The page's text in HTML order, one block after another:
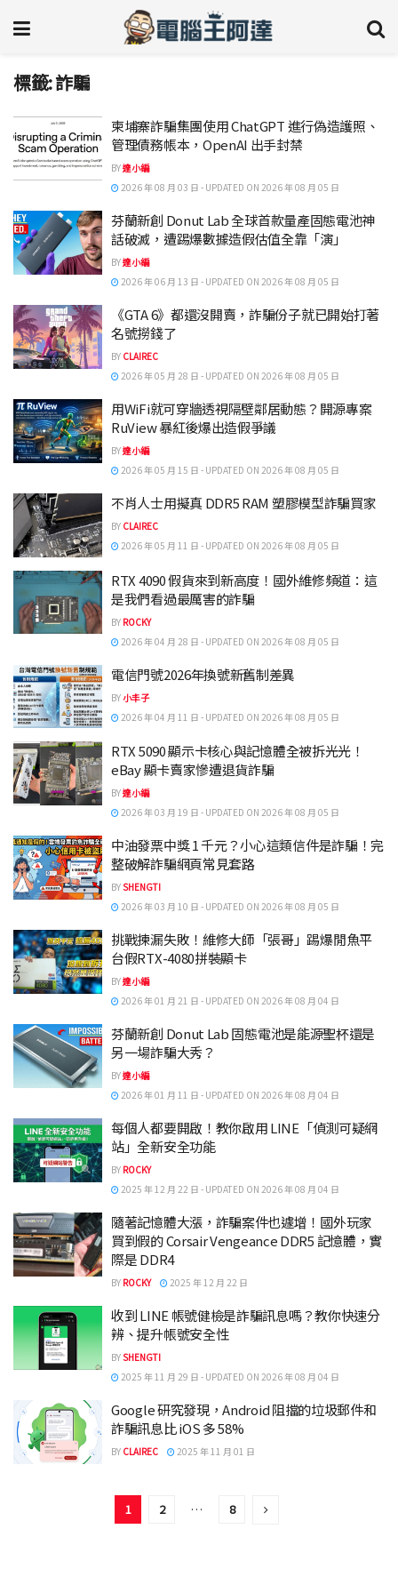
標籤:詐騙
柬埔寨詐騙集團使用 ChatGPT 進行偽造護照、
管理債務帳本，OpenAI 出手封禁
BY達小編
2026 年 08 月 03 日 - UPDATED ON 2026 年 08 月 05 日
芬蘭新創 Donut Lab 全球首款量產固態電池神
話破滅，遭踢爆數據造假估值全靠「演」
BY達小編
2026 年 06 月 13 日 - UPDATED ON 2026 年 08 月 05 日
《GTA 6》都還沒開賣，詐騙份子就已開始打著
名號撈錢了
BY CLAIREC
2026 年 05 月 28 日 - UPDATED ON 2026 年 08 月 05 日
用WiFi就可穿牆透視隔壁鄰居動態？開源專案
RuView 暴紅後爆出造假爭議
BY達小編
2026 年 05 月 15 日 - UPDATED ON 2026 年 08 月 05 日
不肖人士用擬真 DDR5 RAM 塑膠模型詐騙買家
BY CLAIREC
2026 年 05 月 11 日 - UPDATED ON 2026 年 08 月 05 日
RTX 4090 假貨來到新高度！國外維修頻道：這
是我們看過最厲害的詐騙
BY ROCKY
2026 年 04 月 28 日 - UPDATED ON 2026 年 08 月 05 日
電信門號2026年換號新舊制差異
BY小丰子
2026 年 04 月 11 日 - UPDATED ON 2026 年 08 月 05 日
RTX 5090 顯示卡核心與記憶體全被拆光光！
eBay 顯卡賣家慘遭退貨詐騙
BY達小編
2026 年 03 月 19 日 - UPDATED ON 2026 年 08 月 05 日
中油發票中獎 1 千元？小心這類信件是詐騙！完
整破解詐騙網頁常見套路
BYSHENGTI
2026 年 03 月 10 日 - UPDATED ON 2026 年 08 月 05 日
挑戰揀漏失敗！維修大師「張哥」踢爆閒魚平
台假RTX-4080拼裝顯卡
BY達小編
2026 年 01 月 21 日 - UPDATED ON 2026 年 08 月 04 日
芬蘭新創 Donut Lab 固態電池是能源聖杯還是
另一場詐騙大秀？
BY達小編
2026 年 01 月 11 日 - UPDATED ON 2026 年 08 月 04 日
每個人都要開啟！教你啟用 LINE「偵測可疑網
站」全新安全功能
BY ROCKY
2025 年 12 月 22 日 - UPDATED ON 2026 年 08 月 04 日
隨著記憶體大漲，詐騙案件也遽增！國外玩家
買到假的 Corsair Vengeance DDR5 記憶體，實
際是 DDR4
BY ROCKY 2025 年 12 月 22 日
收到 LINE 帳號健檢是詐騙訊息嗎？教你快速分
辨、提升帳號安全性
BYSHENGTI
2025 年 11 月 29 日 - UPDATED ON 2026 年 08 月 04 日
Google 研究發現，Android 阻擋的垃圾郵件和
詐騙訊息比 iOS 多 58%
BY CLAIREC 2025 年 11 月 01 日
1 2 … 8